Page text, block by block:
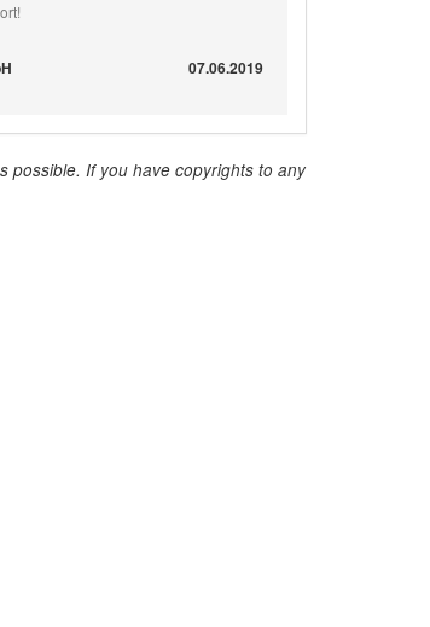
07.06.2019
possible. If you have copyrights to any